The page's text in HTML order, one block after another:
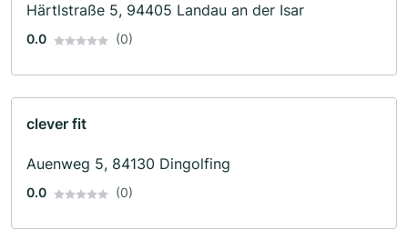
Härtlstraße 5, 94405 Landau an der Isar
0.0 (0)
clever fit
Auenweg 5, 84130 Dingolfing
0.0 (0)